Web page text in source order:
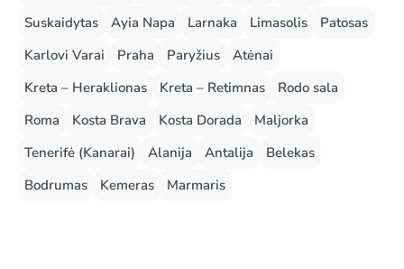
Suskaidytas
Ayia Napa Larnaka Limasolis
Patosas
Karlovi Varai
Praha Paryžius
Atėnai
Kreta – Heraklionas
Kreta – Retimnas
Rodo sala
Roma
Kosta Brava Kosta Dorada
Maljorka
Tenerifė (Kanarai)
Alanija Antalija
Belekas
Bodrumas
Kemeras Marmaris